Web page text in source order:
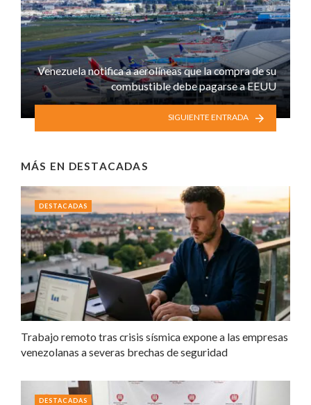
Venezuela notifica a aerolíneas que la compra de su
combustible debe pagarse a EEUU
SIGUIENTE ENTRADA
MÁS EN DESTACADAS
Trabajo remoto tras crisis sísmica expone a las empresas
venezolanas a severas brechas de seguridad
DESTACADAS
DESTACADAS